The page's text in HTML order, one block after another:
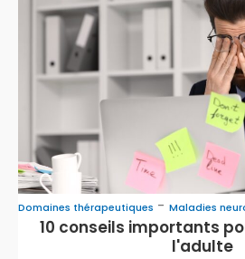
Domaines thérapeutiques - Maladies
10 conseils importants
l'adulte